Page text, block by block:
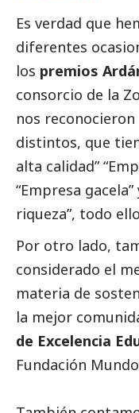
Es verdad que
diferentes
los premios
consorcio de la
nos
distintos, que
alta calidad”
“Empresa
riqueza”, todo
Por otro lado,
considerado el
materia de
la mejor
de Excelencia
Fundación